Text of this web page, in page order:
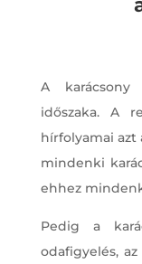
A
időszaka. A
hírfolyamai
mindenki
ehhez
Pedig a
odafigyelés,